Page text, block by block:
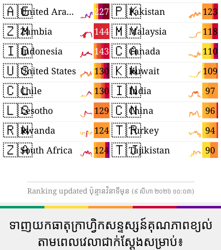
🇦🇪 227
United Arab Emirates
🇿🇲 144
Zambia
🇮🇩 143
Indonesia
🇺🇸 130
United States
🇨🇱 130
Chile
🇱🇸 129
Lesotho
🇷🇼 124
Rwanda
🇿🇦 124
South Africa
🇵🇰 123
Pakistan
🇲🇾 118
Malaysia
🇨🇦 110
Canada
🇰🇼 109
Kuwait
🇮🇳 97
India
🇨🇳 96
China
🇹🇷 94
Turkey
🇹🇯 90
Tajikistan
Ranking updated ប៉ុន្មានវិនាទីមុន (៩ សីហា ២០២៦ ១០:០៣)
ទាញយកធាតុក្រាហ្វិកសន្ទស្សន៍គុណភាពខ្យល់
តាមពេលវេលាជាក់ស្តែងសម្រាប់៖